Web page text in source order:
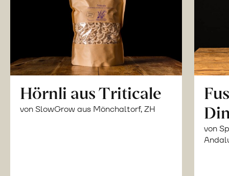
Hörnli aus Triticale
von SlowGrow aus Mönchaltorf, ZH
von